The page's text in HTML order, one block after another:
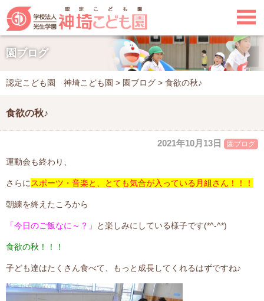

園ブログ
認定こども園 神埼こども園 > 園ブログ > 食欲の秋♪
食欲の秋♪
2021年10月13日 園ブログ
運動会も終わり、
さらに スポーツ・音楽と、とても気合が入っている月組さん！！！
朝練を終えたころから
「今日のご飯なに～？」 と楽しみにしている様子です(*^-^*)
食欲の秋 ！！！
子ども達はたくさん食べて、もっと成長してくれるはずですね♪